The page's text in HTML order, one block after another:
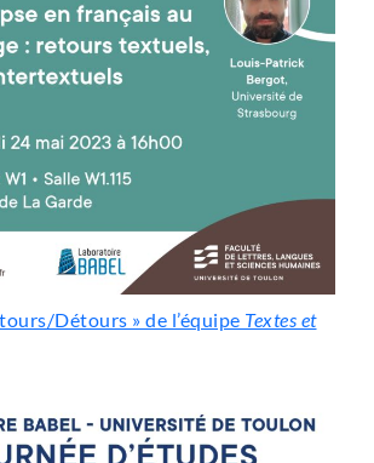
Détours » de l’équipe Textes et